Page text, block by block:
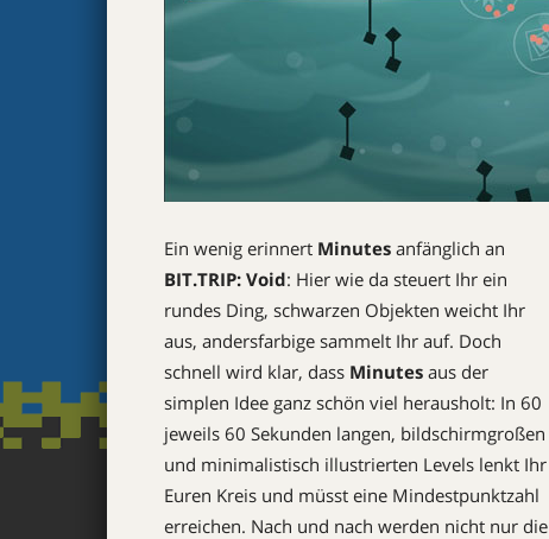
Ein wenig erinnert Minutes anfänglich an
BIT.TRIP: Void: Hier wie da steuert Ihr ein
rundes Ding, schwarzen Objekten weicht Ihr
aus, andersfarbige sammelt Ihr auf. Doch
schnell wird klar, dass Minutes aus der
simplen Idee ganz schön viel herausholt: In 60
jeweils 60 Sekunden langen, bildschirmgroßen
und minimalistisch illustrierten Levels lenkt Ihr
Euren Kreis und müsst eine Mindestpunktzahl
erreichen. Nach und nach werden nicht nur die